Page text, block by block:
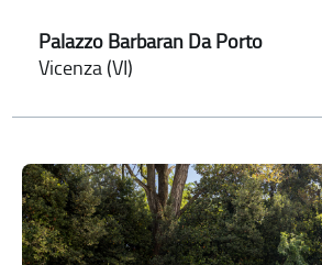
Palazzo Barbaran Da Porto
Vicenza (VI)